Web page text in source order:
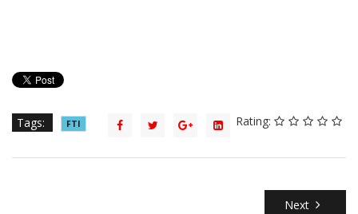
Tags: FTI Rating:
Next